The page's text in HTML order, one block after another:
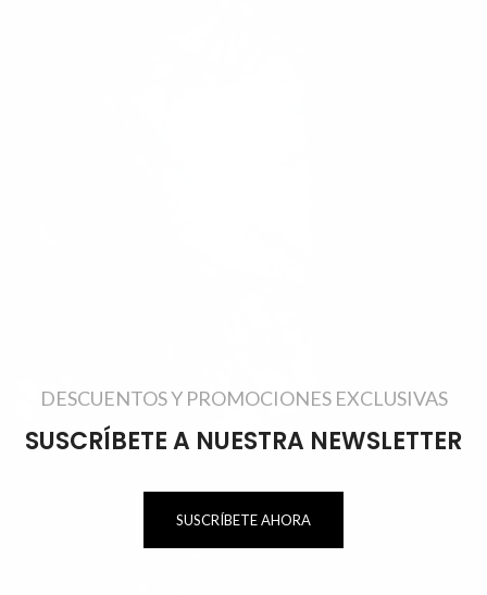
DESCUENTOS Y PROMOCIONES EXCLUSIVAS
SUSCRÍBETE A NUESTRA NEWSLETTER
SUSCRÍBETE AHORA